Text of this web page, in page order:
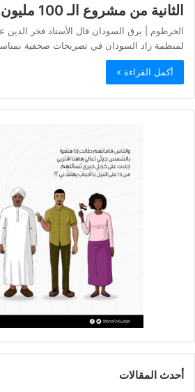
الثانية من مشروع الـ 100 مليون وجبة
الخرطوم | برق السودان قال الأستاذ فخر الدين
لمنظمة زاد السودان في تصريحات صحفية
أكمل القراءة »
أحدث المقالات